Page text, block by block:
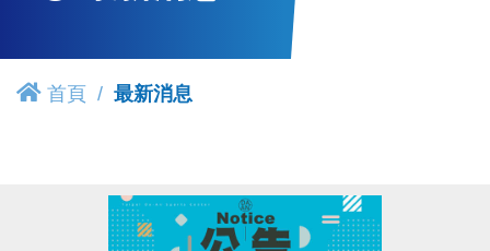
首頁 最新消息